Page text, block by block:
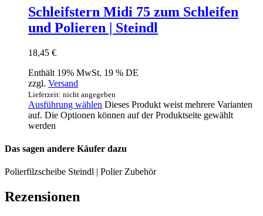
Schleifstern Midi 75 zum Schleifen
und Polieren | Steindl
18,45 €
Enthält 19% MwSt. 19 % DE
zzgl. Versand
Lieferzeit: nicht angegeben
Ausführung wählen Dieses Produkt weist mehrere Varianten
auf. Die Optionen können auf der Produktseite gewählt
werden
Das sagen andere Käufer dazu
Polierfilzscheibe Steindl | Polier Zubehör
Rezensionen